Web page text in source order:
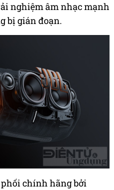
nghiệm âm nhạc mạnh
bị gián đoạn.
chính hãng bởi